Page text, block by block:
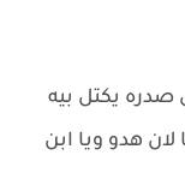
يكتل بيه
هدو ويا ابن